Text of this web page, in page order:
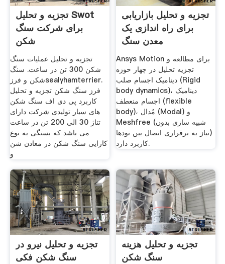
تجزیه و تحلیل Swot
برای شرکت سنگ
شکن
تجزیه و تحلیل عملیات سنگ
شکن 300 تن در ساعت. سنگ
شکن و فرزsealyhamterrier.
فرز سنگ شکن تجزیه و تحلیل
کاربرد پی دی اف سنگ شکن
های سیار تولیدی شرکت دارای
تناژ 30 الی 200 تن در ساعت
می باشد که بستگی به نوع
کارایی سنگ شکن در معادن شن
و
تجزیه و تحلیل بازاریابی
برای راه اندازی یک
معدن سنگ
Ansys Motion برای مطالعه و
تجزیه تحلیل در چهار حوزه
دینامیک اجسام صلب (Rigid
body dynamics)، دینامیک
اجسام منعطف (flexible
body)، مُدال (Modal) و
Meshfree (شبیه سازی بدون
نیاز به برقراری اتصال بین نودها)
کاربرد دارد.
تجزیه و تحلیل نیرو در
سنگ شکن فکی
تجزیه و تحلیل هزینه
سنگ شکن